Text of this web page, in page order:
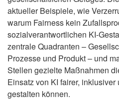
aktueller Beispiele, wie
warum Fairness kein
sozialverantwortlichen KI-
zentrale Quadranten –
Prozesse und Produkt – und
Stellen gezielte Maßnahmen
Einsatz von KI fairer,
gestalten können.